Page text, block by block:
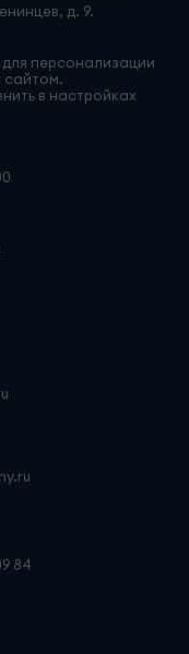
д. 9.
для персонализации
сайтом.
в настройках
84